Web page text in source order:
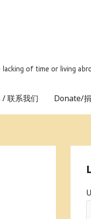
of time or living
联系我们 Donate/